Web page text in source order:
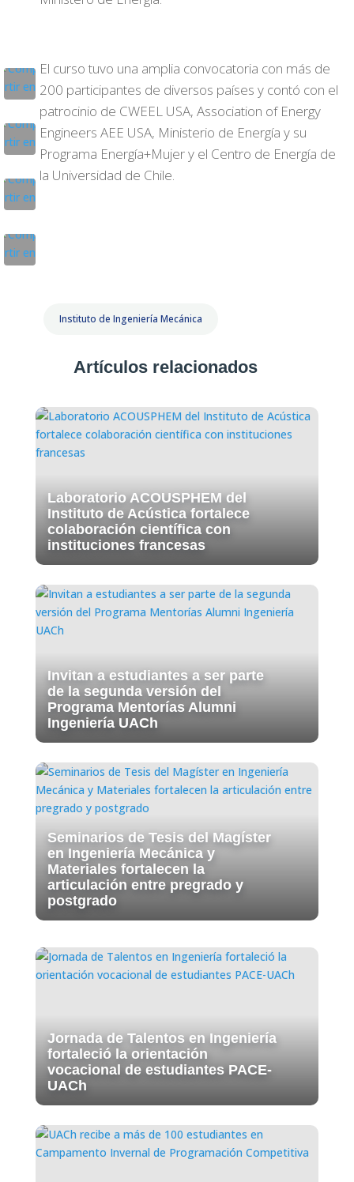
El curso tuvo una amplia convocatoria con más de
200 participantes de diversos países y contó con el
patrocinio de CWEEL USA, Association of Energy
Engineers AEE USA, Ministerio de Energía y su
Programa Energía+Mujer y el Centro de Energía de
la Universidad de Chile.
Instituto de Ingeniería Mecánica
Artículos relacionados
Laboratorio ACOUSPHEM del
Instituto de Acústica fortalece
colaboración científica con
instituciones francesas
Invitan a estudiantes a ser parte
de la segunda versión del
Programa Mentorías Alumni
Ingeniería UACh
Seminarios de Tesis del Magíster
en Ingeniería Mecánica y
Materiales fortalecen la
articulación entre pregrado y
postgrado
Jornada de Talentos en Ingeniería
fortaleció la orientación
vocacional de estudiantes PACE-
UACh